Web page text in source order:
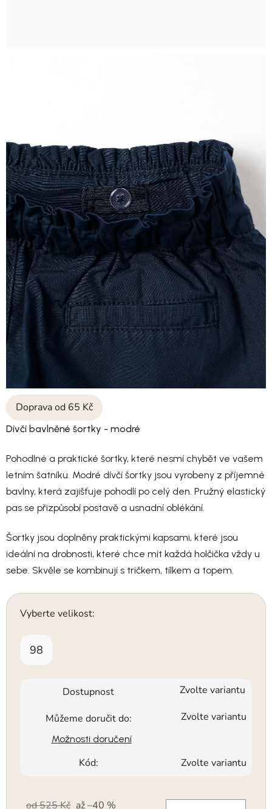
Doprava od 65 Kč
Dívčí bavlněné šortky - modré
Pohodlné a praktické šortky, které nesmí chybět ve vašem
letním šatníku. Modré dívčí šortky jsou vyrobeny z příjemné
bavlny, která zajišťuje pohodlí po celý den. Pružný elastický
pas se přizpůsobí postavě a usnadní oblékání.
Šortky jsou doplněny praktickými kapsami, které jsou
ideální na drobnosti, které chce mít každá holčička vždy u
sebe. Skvěle se kombinují s tričkem, tílkem a topem.
Vyberte velikost:
98
Dostupnost Zvolte variantu
Můžeme doručit do: Zvolte variantu
Možnosti doručení
Kód: Zvolte variantu
od 525 Kč až –40 %